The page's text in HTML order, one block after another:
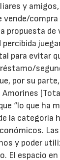
y amigos,
vende/compra
propuesta
percibida
para evitar
por su parte,
“lo que ha
la categoría
y poder
El espacio